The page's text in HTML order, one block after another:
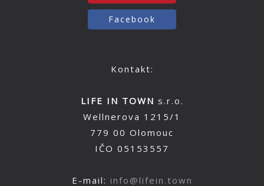
Facebook
Kontakt:
LIFE IN TOWN s.r.o.
Wellnerova 1215/1
779 00 Olomouc
IČO 05153557
E-mail: info@lifein.town